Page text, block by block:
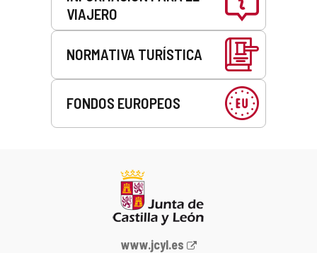
VIAJERO
NORMATIVA TURÍSTICA
FONDOS EUROPEOS
Portal
www.jcyl.es